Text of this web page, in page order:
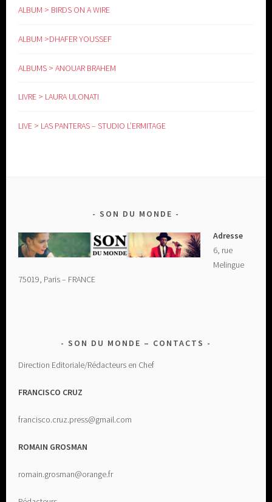
ALBUM > BIRDS ON A WIRE
ALBUM >DHAFER YOUSSEF
ALBUMS > ANOUAR BRAHEM
LIVRE > LAURA ULONATI
LIVE > LAS PANTERAS – STUDIO L’ERMITAGE
SON DU MONDE
Adresse
6, rue
Melingue
75019, Paris – FRANCE
SON DU MONDE – CONTACTS
Direction Editoriale/Rédacteurs en Chef
FRANCISCO CRUZ
francisco.cruz.press@gmail.com
ROMAIN GROSMAN
romain.grosman@orange.fr